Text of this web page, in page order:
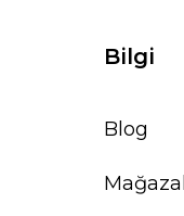
Bilgi
Blog